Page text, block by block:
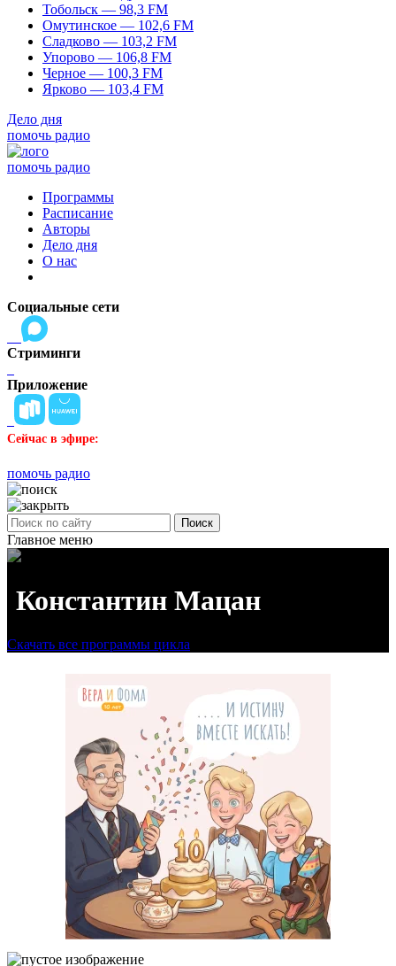
Тобольск — 98,3 FM
Омутинское — 102,6 FM
Сладково — 103,2 FM
Упорово — 106,8 FM
Черное — 100,3 FM
Ярково — 103,4 FM
Дело дня
помочь радио
помочь радио
Программы
Расписание
Авторы
Дело дня
О нас
Социальные сети
Стриминги
Приложение
Сейчас в эфире:
помочь радио
Поиск
Главное меню
Константин Мацан
Скачать все программы цикла